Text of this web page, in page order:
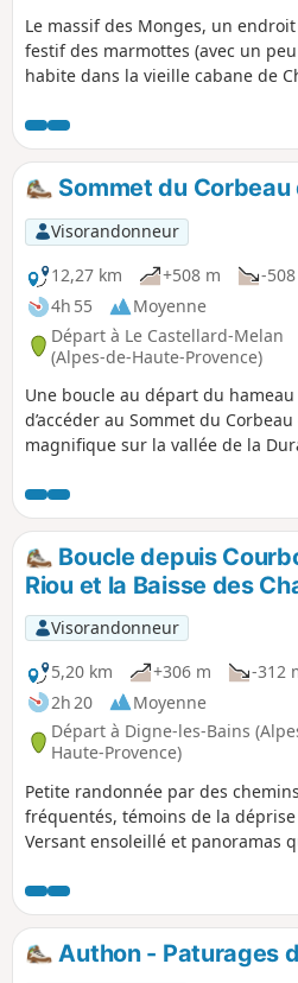
Le massif des Monges, un
festif des marmottes (avec un
habite dans la vieille cabane de
Cloches de Barles, Cheval Blanc.
Sommet du
Visorandonneur
12,27 km
+508 m
-
4h 55
Moyenne
Départ à Le Castellard-Melan
(Alpes-de-Haute-Provence)
Une boucle au départ du
d’accéder au Sommet du
magnifique sur la vallée de la
et passages en forêt. Il ne
Boucle depuis
Riou et la Baisse des
Visorandonneur
5,20 km
+306 m
-312
2h 20
Moyenne
Départ à Digne-les-Bains
Haute-Provence)
Petite randonnée par des
fréquentés, témoins de la
Versant ensoleillé et panoramas
Authon - Paturages